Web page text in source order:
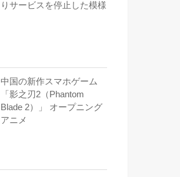
りサービスを停止した模様
中国の新作スマホゲーム
「影之刃2（Phantom
Blade 2）」 オープニング
アニメ